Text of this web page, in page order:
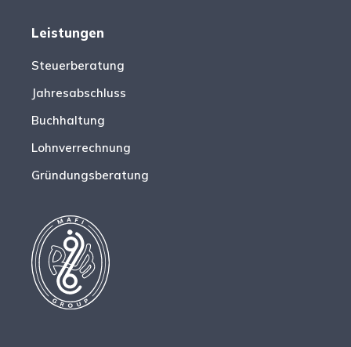
Leistungen
Steuerberatung
Jahresabschluss
Buchhaltung
Lohnverrechnung
Gründungsberatung